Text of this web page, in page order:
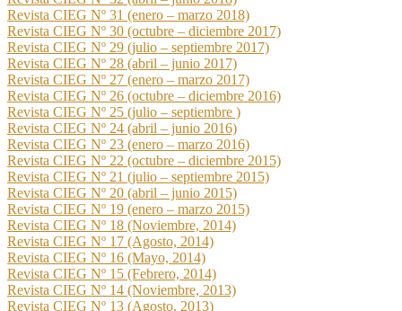
Revista CIEG Nº 13 (Agosto, 2013)
Revista CIEG Nº 14 (Noviembre, 2013)
Revista CIEG Nº 15 (Febrero, 2014)
Revista CIEG Nº 16 (Mayo, 2014)
Revista CIEG Nº 17 (Agosto, 2014)
Revista CIEG Nº 18 (Noviembre, 2014)
Revista CIEG Nº 19 (enero – marzo 2015)
Revista CIEG Nº 20 (abril – junio 2015)
Revista CIEG Nº 21 (julio – septiembre 2015)
Revista CIEG Nº 22 (octubre – diciembre 2015)
Revista CIEG Nº 23 (enero – marzo 2016)
Revista CIEG Nº 24 (abril – junio 2016)
Revista CIEG Nº 25 (julio – septiembre )
Revista CIEG Nº 26 (octubre – diciembre 2016)
Revista CIEG Nº 27 (enero – marzo 2017)
Revista CIEG Nº 28 (abril – junio 2017)
Revista CIEG Nº 29 (julio – septiembre 2017)
Revista CIEG Nº 30 (octubre – diciembre 2017)
Revista CIEG Nº 31 (enero – marzo 2018)